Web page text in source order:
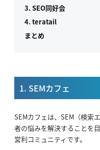
3. SEO同好会
4. teratail
まとめ
1. SEMカフェ
SEMカフェは、SEM（検索
者の悩みを解決することを
営利コミュニティです。